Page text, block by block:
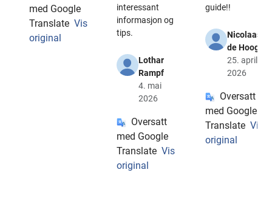
med Google
Translate Vis
original
interessant
informasjon og
tips.
Lothar
Rampf
4. mai
2026
Oversatt
med Google
Translate Vis
original
guide!!
Nicolaas
de Hoog
25. april
2026
Oversatt
med Google
Translate Vis
original